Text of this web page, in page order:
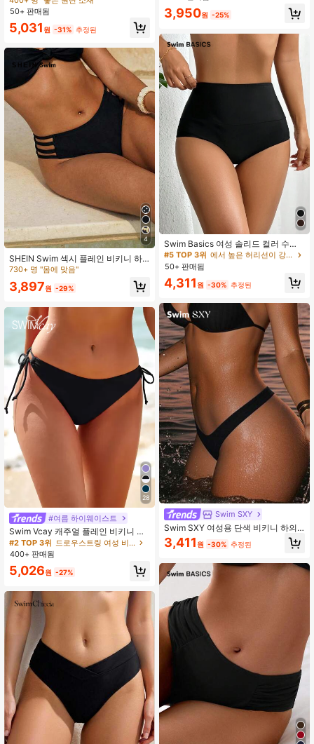
용
50+ 판매됨
5,031 원 -31% 추정된
4
SHEIN Swim 섹시 플레인 비키니 하
의 컷아웃
730+ 명 "몸에 맞음"
3,897원 -29%
28
#여름 하이웨이스트
Swim Vcay 캐주얼 플레인 비키니 하
의
#2 TOP 3위
드로우스트링 여성 비키니 하의
3.4k+ 명 "좋은 품질"
#2 TOP 3위
드로우스트링 여성 비키니 하의
3.4k+ 명 "좋은 품질"
#2 TOP 3위
드로우스트링 여성 비키니 하의
3.4k+ 명 "좋은 품질"
#2 TOP 3위
3.4k+ 명 "좋은 품질"
400+ 판매됨
5,026원 -27%
620+ 명 "좋은 품질"
3,950원 -25%
Swim Basics 여성 솔리드 컬러 수영
복 하의 카니발
#5 TOP 3위
30+ 명 "무향"
#5 TOP 3위
에서 높은 허리선이 강조된 여성용 비키니 하의
30+ 명 "무향"
#5 TOP 3위
에서 높은 허리선이 강조된 여성용 비키니 하의
30+ 명 "무향"
#5 TOP 3위
30+ 명 "무향"
50+ 판매됨
4,311 원 -30% 추정된
Swim SXY
Swim SXY 여성용 단색 비키니 하의,
심플한 해변 바캉스 스타일
3,411 원 -30% 추정된